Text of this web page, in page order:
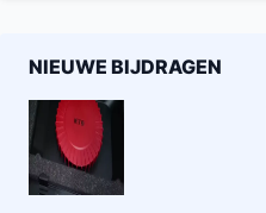
NIEUWE BIJDRAGEN